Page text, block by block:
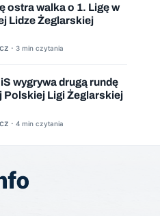
ostra walka o 1. Ligę w
Lidze Żeglarskiej
· 3 min czytania
wygrywa drugą rundę
Polskiej Ligi Żeglarskiej
· 4 min czytania